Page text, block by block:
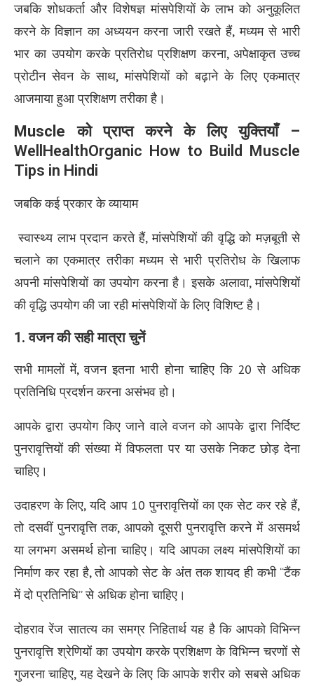
जबकि शोधकर्ता और विशेषज्ञ मांसपेशियों के लाभ को अनुकूलित
करने के विज्ञान का अध्ययन करना जारी रखते हैं, मध्यम से भारी
भार का उपयोग करके प्रतिरोध प्रशिक्षण करना, अपेक्षाकृत उच्च
प्रोटीन सेवन के साथ, मांसपेशियों को बढ़ाने के लिए एकमात्र
आजमाया हुआ प्रशिक्षण तरीका है।
Muscle को प्राप्त करने के लिए युक्तियाँ –
WellHealthOrganic How to Build Muscle
Tips in Hindi
जबकि कई प्रकार के व्यायाम
स्वास्थ्य लाभ प्रदान करते हैं, मांसपेशियों की वृद्धि को मज़बूती से
चलाने का एकमात्र तरीका मध्यम से भारी प्रतिरोध के खिलाफ
अपनी मांसपेशियों का उपयोग करना है। इसके अलावा, मांसपेशियों
की वृद्धि उपयोग की जा रही मांसपेशियों के लिए विशिष्ट है।
1. वजन की सही मात्रा चुनें
सभी मामलों में, वजन इतना भारी होना चाहिए कि 20 से अधिक
प्रतिनिधि प्रदर्शन करना असंभव हो।
आपके द्वारा उपयोग किए जाने वाले वजन को आपके द्वारा निर्दिष्ट
पुनरावृत्तियों की संख्या में विफलता पर या उसके निकट छोड़ देना
चाहिए।
उदाहरण के लिए, यदि आप 10 पुनरावृत्तियों का एक सेट कर रहे हैं,
तो दसवीं पुनरावृत्ति तक, आपको दूसरी पुनरावृत्ति करने में असमर्थ
या लगभग असमर्थ होना चाहिए। यदि आपका लक्ष्य मांसपेशियों का
निर्माण कर रहा है, तो आपको सेट के अंत तक शायद ही कभी “टैंक
में दो प्रतिनिधि” से अधिक होना चाहिए।
दोहराव रेंज सातत्य का समग्र निहितार्थ यह है कि आपको विभिन्न
पुनरावृत्ति श्रेणियों का उपयोग करके प्रशिक्षण के विभिन्न चरणों से
गुजरना चाहिए, यह देखने के लिए कि आपके शरीर को सबसे अधिक